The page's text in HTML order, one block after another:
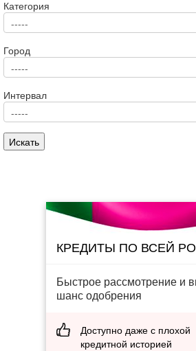
Категория
Город
Интервал
КРЕДИТЫ ПО ВСЕЙ
Быстрое рассмотрение и
шанс одобрения
Доступно даже с плохой
кредитной историей